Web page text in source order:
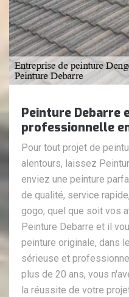
Peinture Debarre
professionnelle
Pour tout projet de
alentours, laissez
enviez une peinture
de qualité, service
gogo, quel que soit vos
Peinture Debarre et il
peinture originale, dans
sérieuse et
plus de 20 ans, vous
la réussite de votre